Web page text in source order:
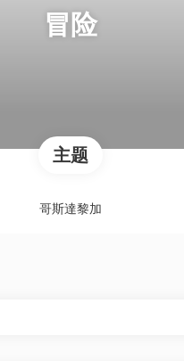
冒险
主题
哥斯達黎加